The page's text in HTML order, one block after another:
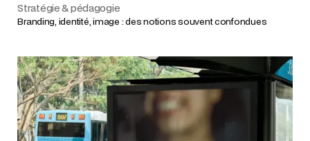
Stratégie & pédagogie
Branding, identité, image : des notions souvent confondues